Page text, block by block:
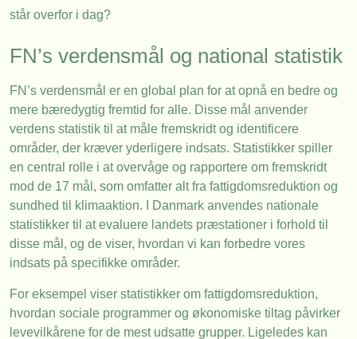
står overfor i dag?
FN’s verdensmål og national statistik
FN’s verdensmål er en global plan for at opnå en bedre og
mere bæredygtig fremtid for alle. Disse mål anvender
verdens statistik til at måle fremskridt og identificere
områder, der kræver yderligere indsats. Statistikker spiller
en central rolle i at overvåge og rapportere om fremskridt
mod de 17 mål, som omfatter alt fra fattigdomsreduktion og
sundhed til klimaaktion. I Danmark anvendes nationale
statistikker til at evaluere landets præstationer i forhold til
disse mål, og de viser, hvordan vi kan forbedre vores
indsats på specifikke områder.
For eksempel viser statistikker om fattigdomsreduktion,
hvordan sociale programmer og økonomiske tiltag påvirker
levevilkårene for de mest udsatte grupper. Ligeledes kan